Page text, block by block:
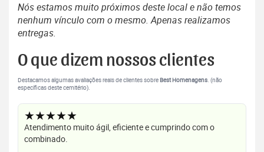
Nós estamos muito próximos deste local e não temos
nenhum vínculo com o mesmo. Apenas realizamos
entregas.
O que dizem nossos clientes
Destacamos algumas avaliações reais de clientes sobre Best Homenagens. (não
específicas deste cemitério).
★★★★★
Atendimento muito ágil, eficiente e cumprindo com o
combinado.